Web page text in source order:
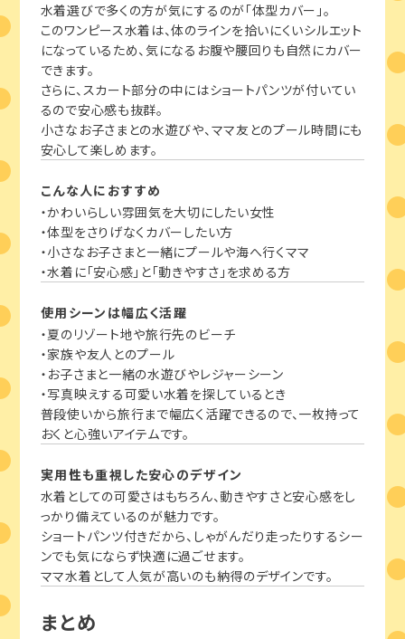
水着選びで多くの方が気にするのが「体型カバー」。
このワンピース水着は、体のラインを拾いにくいシルエット
になっているため、気になるお腹や腰回りも自然にカバー
できます。
さらに、スカート部分の中にはショートパンツが付いてい
るので安心感も抜群。
小さなお子さまとの水遊びや、ママ友とのプール時間にも
安心して楽しめます。
こんな人におすすめ
・かわいらしい雰囲気を大切にしたい女性
・体型をさりげなくカバーしたい方
・小さなお子さまと一緒にプールや海へ行くママ
・水着に「安心感」と「動きやすさ」を求める方
使用シーンは幅広く活躍
・夏のリゾート地や旅行先のビーチ
・家族や友人とのプール
・お子さまと一緒の水遊びやレジャーシーン
・写真映えする可愛い水着を探しているとき
普段使いから旅行まで幅広く活躍できるので、一枚持って
おくと心強いアイテムです。
実用性も重視した安心のデザイン
水着としての可愛さはもちろん、動きやすさと安心感をし
っかり備えているのが魅力です。
ショートパンツ付きだから、しゃがんだり走ったりするシー
ンでも気にならず快適に過ごせます。
ママ水着として人気が高いのも納得のデザインです。
まとめ